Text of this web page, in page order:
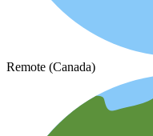
Remote (Canada)